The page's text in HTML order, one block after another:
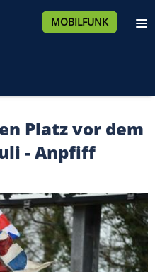
MOBILFUNK
Platz vor dem
- Anpfiff